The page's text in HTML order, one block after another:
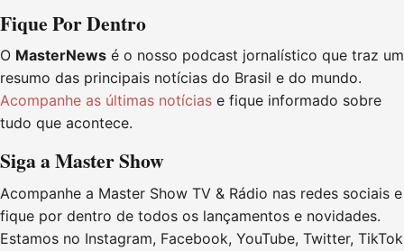
Fique Por Dentro
O MasterNews é o nosso podcast jornalístico que traz um
resumo das principais notícias do Brasil e do mundo.
Acompanhe as últimas notícias e fique informado sobre
tudo que acontece.
Siga a Master Show
Acompanhe a Master Show TV & Rádio nas redes sociais e
fique por dentro de todos os lançamentos e novidades.
Estamos no Instagram, Facebook, YouTube, Twitter, TikTok